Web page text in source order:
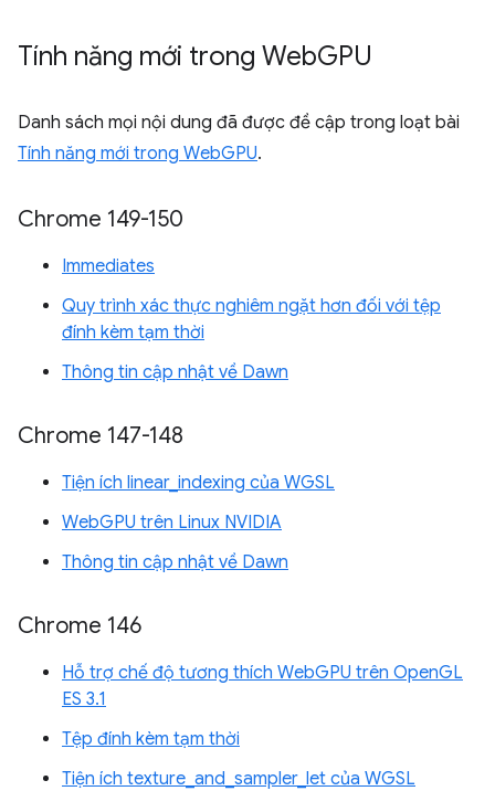
Tính năng mới trong WebGPU
Danh sách mọi nội dung đã được đề cập trong loạt bài
Tính năng mới trong WebGPU.
Chrome 149-150
Immediates
Quy trình xác thực nghiêm ngặt hơn đối với tệp
đính kèm tạm thời
Thông tin cập nhật về Dawn
Chrome 147-148
Tiện ích linear_indexing của WGSL
WebGPU trên Linux NVIDIA
Thông tin cập nhật về Dawn
Chrome 146
Hỗ trợ chế độ tương thích WebGPU trên OpenGL
ES 3.1
Tệp đính kèm tạm thời
Tiện ích texture_and_sampler_let của WGSL